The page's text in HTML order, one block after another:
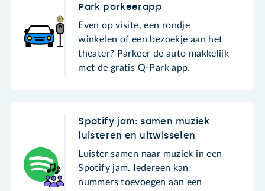
Park parkeerapp
Even op visite, een rondje
winkelen of een bezoekje aan het
theater? Parkeer de auto makkelijk
met de gratis Q-Park app.
Spotify jam: samen muziek
luisteren en uitwisselen
Luister samen naar muziek in een
Spotify jam. Iedereen kan
nummers toevoegen aan een